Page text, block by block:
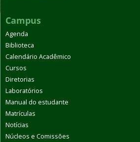
Campus
Agenda
Biblioteca
Calendário Acadêmico
Cursos
Diretorias
Laboratórios
Manual do estudante
Matrículas
Notícias
Núcleos e Comissões